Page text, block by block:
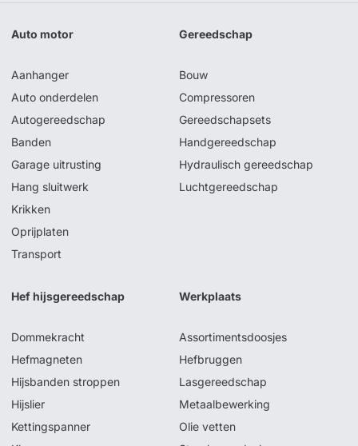
Auto motor
Aanhanger
Auto onderdelen
Autogereedschap
Banden
Garage uitrusting
Hang sluitwerk
Krikken
Oprijplaten
Transport
Gereedschap
Bouw
Compressoren
Gereedschapsets
Handgereedschap
Hydraulisch gereedschap
Luchtgereedschap
Hef hijsgereedschap
Dommekracht
Hefmagneten
Hijsbanden stroppen
Hijslier
Kettingspanner
Werkplaats
Assortimentsdoosjes
Hefbruggen
Lasgereedschap
Metaalbewerking
Olie vetten